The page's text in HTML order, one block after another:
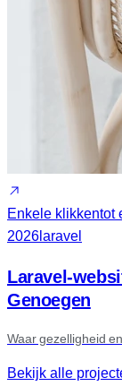
Enkele klikkentot
2026 laravel
Laravel-
Genoegen
Waar gezelligheid
Bekijk alle